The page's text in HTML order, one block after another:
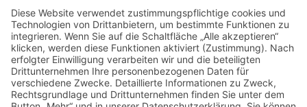
contact
»Skype
Und es geht auch per Skype!
Rufen Sie uns einfach an - natürlich weltweit zum Null-Tarif!
© 2023 – HANNL Customs Consulting